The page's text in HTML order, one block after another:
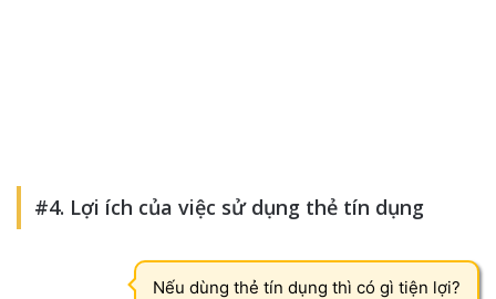
#4. Lợi ích của việc sử dụng thẻ tín dụng
Nếu dùng thẻ tín dụng thì có gì tiện lợi?